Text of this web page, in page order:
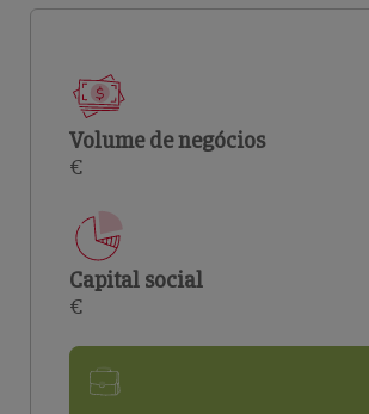
Volume de negócios
€
Capital social
€